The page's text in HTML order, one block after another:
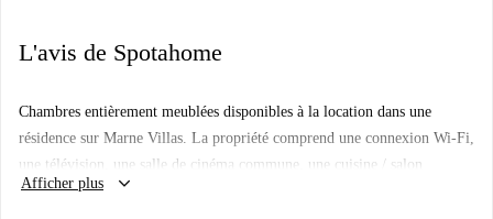
L'avis de Spotahome
Chambres entièrement meublées disponibles à la location dans une
résidence sur Marne Villas. La propriété comprend une connexion Wi-Fi,
une télévision, une salle de cinéma commune, une cuisine / salon
commun, un jardin commun, un service de blanchisserie commun
Afficher plus keyboard_arrow_down